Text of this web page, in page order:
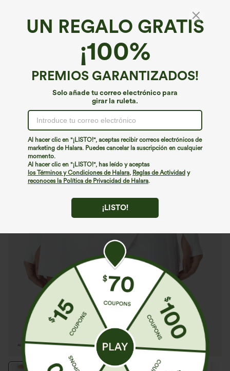
UN REGALO GRATIS
¡100%
PREMIOS GARANTIZADOS!
Solo añade tu correo electrónico para
girar la ruleta.
Al hacer clic en "¡LISTO!", aceptas recibir correos electrónicos de
marketing de Halara. Puedes cancelar la suscripción en cualquier
momento.
Al hacer clic en "¡LISTO!", has leído y aceptas
los Términos y Condiciones de Halara, Reglas de Actividad y
reconoces la Política de Privacidad de Halara.
¡LISTO!
Peluche SoftlyZero™*
SoftlyZero™ Falda deportiva mini tipo pareo
en tejido de felpa, talle medio, con panel de
malla a contraste y lazo lateral
€17,95 EUR